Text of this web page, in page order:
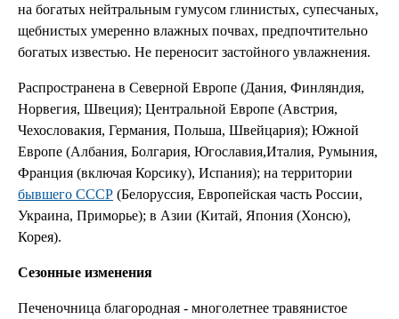
на богатых нейтральным гумусом глинистых, супесчаных,
щебнистых умеренно влажных почвах, предпочтительно
богатых известью. Не переносит застойного увлажнения.
Распространена в Северной Европе (Дания, Финляндия,
Норвегия, Швеция); Центральной Европе (Австрия,
Чехословакия, Германия, Польша, Швейцария); Южной
Европе (Албания, Болгария, Югославия,Италия, Румыния,
Франция (включая Корсику), Испания); на территории
бывшего СССР (Белоруссия, Европейская часть России,
Украина, Приморье); в Азии (Китай, Япония (Хонсю),
Корея).
Сезонные изменения
Печеночница благородная - многолетнее травянистое